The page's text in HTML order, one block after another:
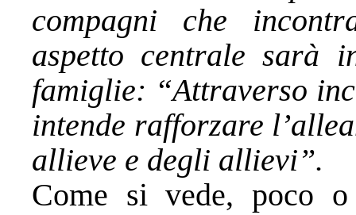
compagni che
aspetto centrale sarà
famiglie: “Attraverso
intende rafforzare
allieve e degli allievi”.
Come si vede, poco